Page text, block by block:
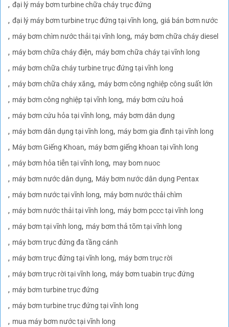
đại lý máy bơm turbine chữa cháy trục đứng
đại lý máy bơm turbine trục đứng tại vĩnh long giá bán bơm nước
máy bơm chìm nước thải tại vĩnh long
máy bơm chữa cháy diesel
máy bơm chữa cháy điện
máy bơm chữa cháy tại vĩnh long
máy bơm chữa cháy turbine trục đứng tại vĩnh long
máy bơm chữa cháy xăng
máy bơm công nghiệp công suất lớn
máy bơm công nghiệp tại vĩnh long
máy bơm cứu hoả
máy bơm cứu hỏa tại vĩnh long
máy bơm dân dụng
máy bơm dân dụng tại vĩnh long
máy bơm gia đình tại vĩnh long
Máy bơm Giếng Khoan
máy bơm giếng khoan tại vĩnh long
máy bơm hỏa tiễn tại vĩnh long
may bom nuoc
máy bơm nước dân dụng
Máy bơm nước dân dụng Pentax
máy bơm nước tại vĩnh long
máy bơm nước thải chìm
máy bơm nước thải tại vĩnh long
máy bơm pccc tại vĩnh long
máy bơm tại vĩnh long
máy bơm thả tõm tại vĩnh long
máy bơm trục đứng đa tầng cánh
máy bơm trục đứng tại vĩnh long
máy bơm trục rời
máy bơm trục rời tại vĩnh long
máy bơm tuabin trục đứng
máy bơm turbine trục đứng
máy bơm turbine trục đứng tại vĩnh long
mua máy bơm nước tại vĩnh long